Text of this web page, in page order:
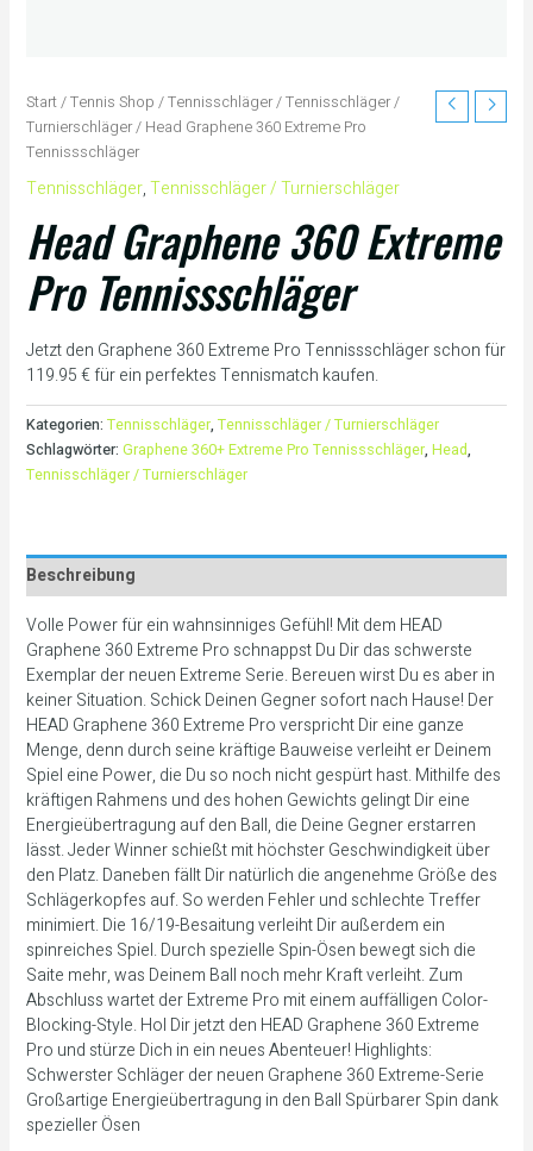
Start/Tennis Shop /Tennisschläger/Tennisschläger /
Turnierschläger/ Head Graphene 360 Extreme Pro
Tennissschläger
Tennisschläger,Tennisschläger / Turnierschläger
Head Graphene 360 Extreme
Pro Tennissschläger
Jetzt den Graphene 360 Extreme Pro Tennissschläger schon für
119.95 € für ein perfektes Tennismatch kaufen.
Kategorien: Tennisschläger, Tennisschläger / Turnierschläger
Schlagwörter: Graphene 360+ Extreme Pro Tennissschläger, Head,
Tennisschläger / Turnierschläger
Beschreibung
Volle Power für ein wahnsinniges Gefühl! Mit dem HEAD
Graphene 360 Extreme Pro schnappst Du Dir das schwerste
Exemplar der neuen Extreme Serie. Bereuen wirst Du es aber in
keiner Situation. Schick Deinen Gegner sofort nach Hause! Der
HEAD Graphene 360 Extreme Pro verspricht Dir eine ganze
Menge, denn durch seine kräftige Bauweise verleiht er Deinem
Spiel eine Power, die Du so noch nicht gespürt hast. Mithilfe des
kräftigen Rahmens und des hohen Gewichts gelingt Dir eine
Energieübertragung auf den Ball, die Deine Gegner erstarren
lässt. Jeder Winner schießt mit höchster Geschwindigkeit über
den Platz. Daneben fällt Dir natürlich die angenehme Größe des
Schlägerkopfes auf. So werden Fehler und schlechte Treffer
minimiert. Die 16/19-Besaitung verleiht Dir außerdem ein
spinreiches Spiel. Durch spezielle Spin-Ösen bewegt sich die
Saite mehr, was Deinem Ball noch mehr Kraft verleiht. Zum
Abschluss wartet der Extreme Pro mit einem auffälligen Color-
Blocking-Style. Hol Dir jetzt den HEAD Graphene 360 Extreme
Pro und stürze Dich in ein neues Abenteuer! Highlights:
Schwerster Schläger der neuen Graphene 360 Extreme-Serie
Großartige Energieübertragung in den Ball Spürbarer Spin dank
spezieller Ösen